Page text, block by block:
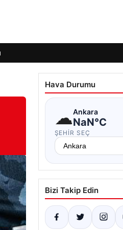
Hava Durumu
☁Ankara
NaN°C
ŞEHIR SEÇ
Bizi Takip Edin